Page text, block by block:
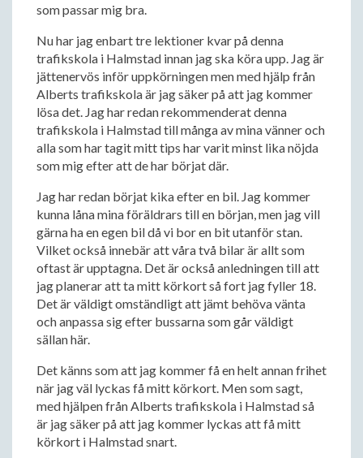
som passar mig bra.
Nu har jag enbart tre lektioner kvar på denna
trafikskola i Halmstad innan jag ska köra upp. Jag är
jättenervös inför uppkörningen men med hjälp från
Alberts trafikskola är jag säker på att jag kommer
lösa det. Jag har redan rekommenderat denna
trafikskola i Halmstad till många av mina vänner och
alla som har tagit mitt tips har varit minst lika nöjda
som mig efter att de har börjat där.
Jag har redan börjat kika efter en bil. Jag kommer
kunna låna mina föräldrars till en början, men jag vill
gärna ha en egen bil då vi bor en bit utanför stan.
Vilket också innebär att våra två bilar är allt som
oftast är upptagna. Det är också anledningen till att
jag planerar att ta mitt körkort så fort jag fyller 18.
Det är väldigt omständligt att jämt behöva vänta
och anpassa sig efter bussarna som går väldigt
sällan här.
Det känns som att jag kommer få en helt annan frihet
när jag väl lyckas få mitt körkort. Men som sagt,
med hjälpen från Alberts trafikskola i Halmstad så
är jag säker på att jag kommer lyckas att få mitt
körkort i Halmstad snart.